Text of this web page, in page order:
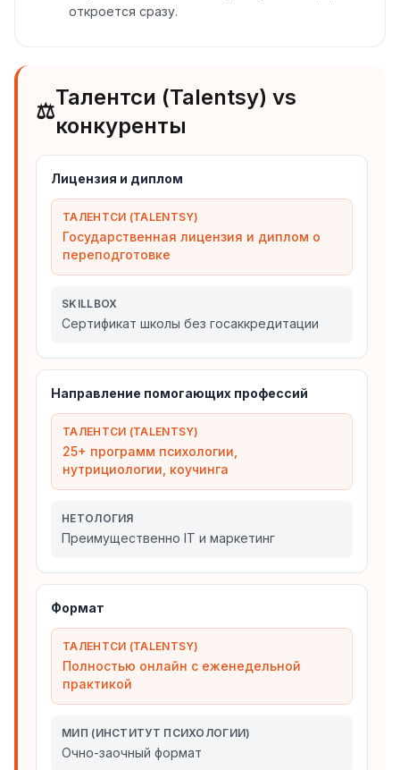
откроется сразу.
⚖️
Талентси (Talentsy) vs
конкуренты
Лицензия и диплом
ТАЛЕНТСИ (TALENTSY)
Государственная лицензия и диплом о
переподготовке
SKILLBOX
Сертификат школы без госаккредитации
Направление помогающих профессий
ТАЛЕНТСИ (TALENTSY)
25+ программ психологии,
нутрициологии, коучинга
НЕТОЛОГИЯ
Преимущественно IT и маркетинг
Формат
ТАЛЕНТСИ (TALENTSY)
Полностью онлайн с еженедельной
практикой
МИП (ИНСТИТУТ ПСИХОЛОГИИ)
Очно-заочный формат